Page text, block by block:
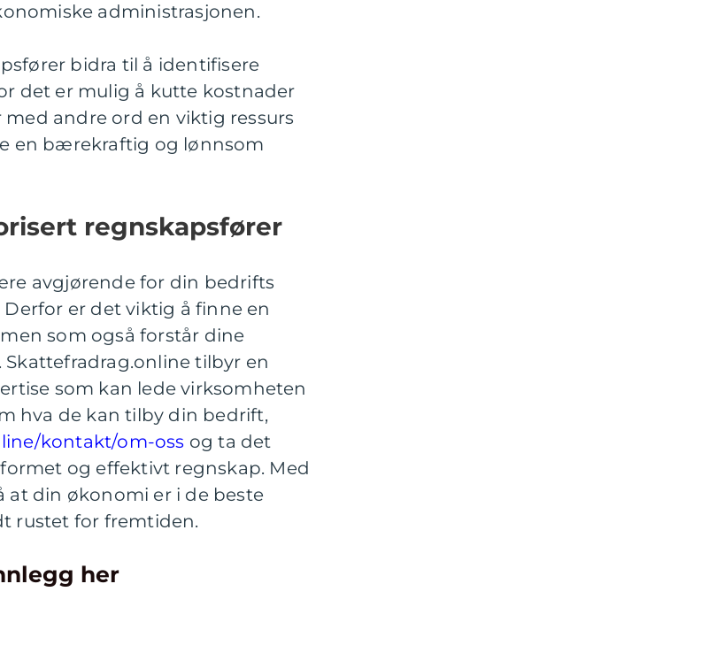
administrasjonen.
bidra til å identifisere
det er mulig å kutte kostnader
andre ord en viktig ressurs
en bærekraftig og lønnsom
regnskapsfører
avgjørende for din bedrifts
er det viktig å finne en
som også forstår dine
tilbyr en
som kan lede virksomheten
hva de kan tilby din bedrift,
kontakt/om-oss og ta det
og effektivt regnskap. Med
at din økonomi er i de beste
rustet for fremtiden.
her